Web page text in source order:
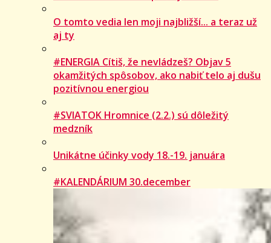
O tomto vedia len moji najbližší... a teraz už
aj ty
#ENERGIA Cítiš, že nevládzeš? Objav 5
okamžitých spôsobov, ako nabiť telo aj dušu
pozitívnou energiou
#SVIATOK Hromnice (2.2.) sú dôležitý
medzník
Unikátne účinky vody 18.-19. januára
#KALENDÁRIUM 30.december